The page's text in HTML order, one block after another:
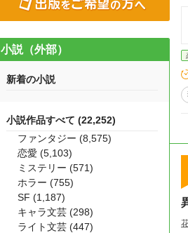
小説（外部）
新着の小説
小説作品すべて (22,252)
ファンタジー (8,575)
恋愛 (5,103)
ミステリー (571)
ホラー (755)
SF (1,187)
キャラ文芸 (298)
ライト文芸 (447)